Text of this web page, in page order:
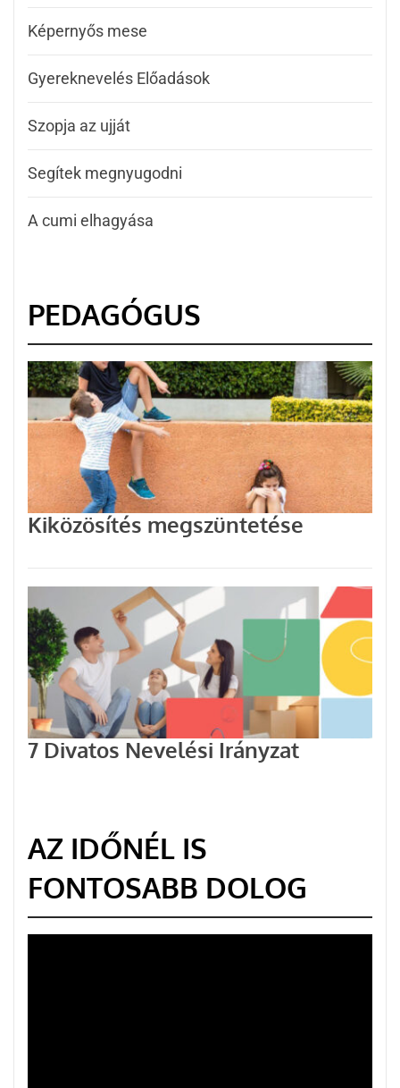
Képernyős mese
Gyereknevelés Előadások
Szopja az ujját
Segítek megnyugodni
A cumi elhagyása
PEDAGÓGUS
Kiközösítés megszüntetése
7 Divatos Nevelési Irányzat
AZ IDŐNÉL IS
FONTOSABB DOLOG